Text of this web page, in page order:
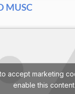
MUSC
accept marketing
enable this content